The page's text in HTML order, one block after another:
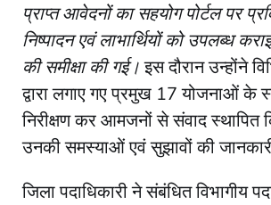
प्राप्त आवेदनों का सहयोग पोर्टल पर
निष्पादन एवं लाभार्थियों को उपलब्ध
की समीक्षा की गई।इस दौरान उन्होंने
द्वारा लगाए गए प्रमुख 17 योजनाओं के
निरीक्षण कर आमजनों से संवाद स्थापित
उनकी समस्याओं एवं सुझावों की
जिला पदाधिकारी ने संबंधित विभागीय